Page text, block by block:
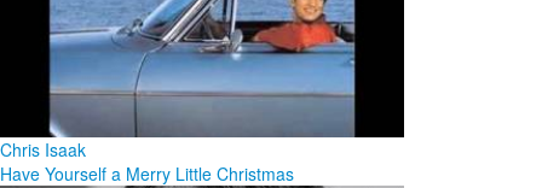
Chris Isaak
Have Yourself a Merry Little Christmas